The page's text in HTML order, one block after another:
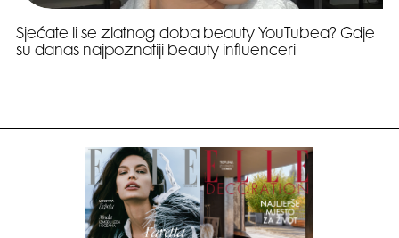
Sjećate li se zlatnog doba beauty YouTubea? Gdje
su danas najpoznatiji beauty influenceri